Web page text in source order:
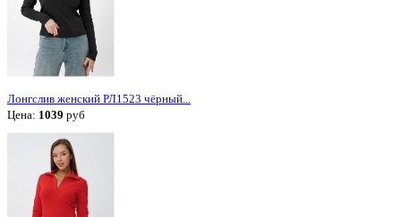
Лонгслив женский РЛ1523 чёрный...
Цена: 1039 руб